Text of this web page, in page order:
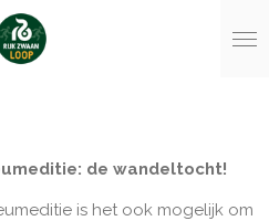
de wandeltocht!
is het ook mogelijk om